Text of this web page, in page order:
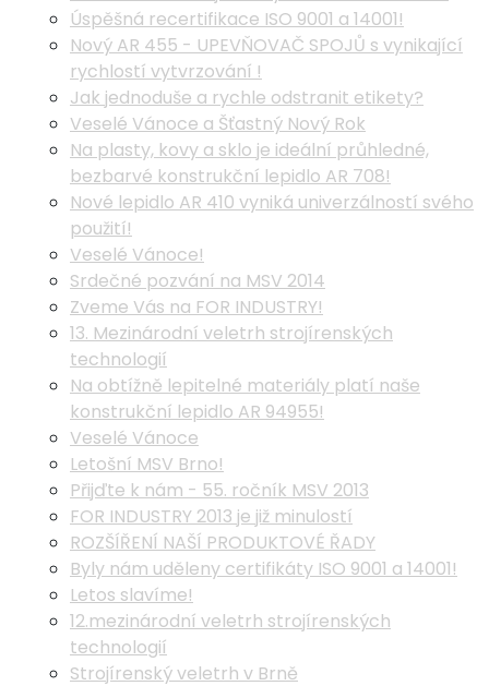
Úspěšná recertifikace ISO 9001 a 14001!
Nový AR 455 - UPEVŇOVAČ SPOJŮ s vynikající
rychlostí vytvrzování !
Jak jednoduše a rychle odstranit etikety?
Veselé Vánoce a Šťastný Nový Rok
Na plasty, kovy a sklo je ideální průhledné,
bezbarvé konstrukční lepidlo AR 708!
Nové lepidlo AR 410 vyniká univerzálností svého
použití!
Veselé Vánoce!
Srdečné pozvání na MSV 2014
Zveme Vás na FOR INDUSTRY!
13. Mezinárodní veletrh strojírenských
technologií
Na obtížně lepitelné materiály platí naše
konstrukční lepidlo AR 94955!
Veselé Vánoce
Letošní MSV Brno!
Přijďte k nám - 55. ročník MSV 2013
FOR INDUSTRY 2013 je již minulostí
ROZŠÍŘENÍ NAŠÍ PRODUKTOVÉ ŘADY
Byly nám uděleny certifikáty ISO 9001 a 14001!
Letos slavíme!
12.mezinárodní veletrh strojírenských
technologií
Strojírenský veletrh v Brně